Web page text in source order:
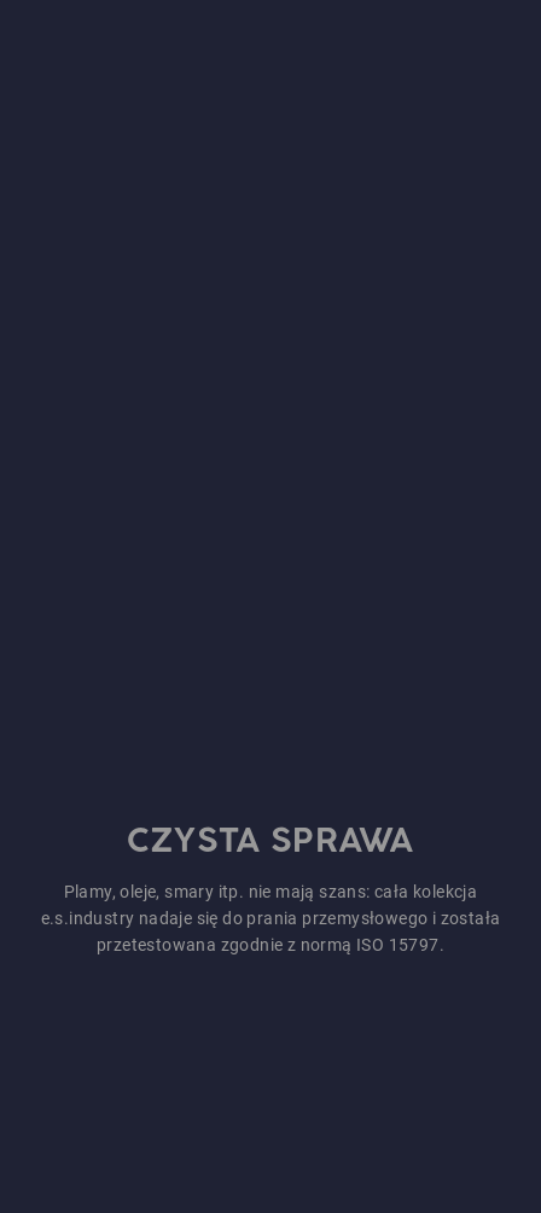
CZYSTA SPRAWA
Plamy, oleje, smary itp. nie mają szans: cała kolekcja
e.s.industry nadaje się do prania przemysłowego i została
przetestowana zgodnie z normą ISO 15797.